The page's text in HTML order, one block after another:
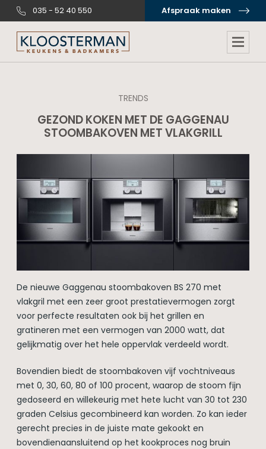
035 - 52 40 550 Afspraak maken
TRENDS
GEZOND KOKEN MET DE GAGGENAU
STOOMBAKOVEN MET VLAKGRILL
De nieuwe Gaggenau stoombakoven BS 270 met
vlakgril met een zeer groot prestatievermogen zorgt
voor perfecte resultaten ook bij het grillen en
gratineren met een vermogen van 2000 watt, dat
gelijkmatig over het hele oppervlak verdeeld wordt.
Bovendien biedt de stoombakoven vijf vochtniveaus
met 0, 30, 60, 80 of 100 procent, waarop de stoom fijn
gedoseerd en willekeurig met hete lucht van 30 tot 230
graden Celsius gecombineerd kan worden. Zo kan ieder
gerecht precies in de juiste mate gekookt en
bovendienaansluitend op het kookproces nog bruin